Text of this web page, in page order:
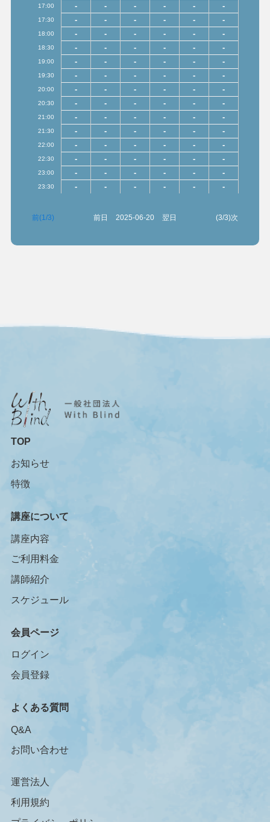
17:00 - - - - - -
17:30 - - - - - -
18:00 - - - - - -
18:30 - - - - - -
19:00 - - - - - -
19:30 - - - - - -
20:00 - - - - - -
20:30 - - - - - -
21:00 - - - - - -
21:30 - - - - - -
22:00 - - - - - -
22:30 - - - - - -
23:00 - - - - - -
23:30 - - - - - -
前(1/3) 前日 2025-06-20 翌日 (3/3)次
TOP
お知らせ
特徴
講座について
講座内容
ご利用料金
講師紹介
スケジュール
会員ページ
ログイン
会員登録
よくある質問
Q&A
お問い合わせ
運営法人
利用規約